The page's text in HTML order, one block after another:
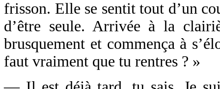
frisson. Elle se sentit tout d’un
d’être seule. Arrivée à la
brusquement et commença à
faut vraiment que tu rentres ? »